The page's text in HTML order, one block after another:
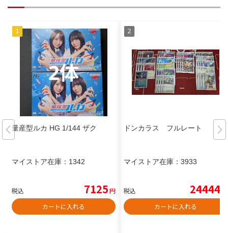
量産型ルカ HG 1/144 ザク
マイストア在庫： 1342
税込 7125円
カートに入れる
ドンカラス フルレート
マイストア在庫： 3933
税込 24444
カートに入れる